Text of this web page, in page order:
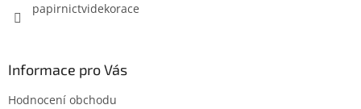
papirnictvidekorace
Informace pro Vás
Hodnocení obchodu